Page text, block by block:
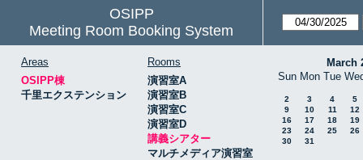
OSIPP
Meeting Room Booking System
Areas
OSIPP棟
千里エクステンション
Rooms
演習室A
演習室B
演習室C
演習室D
講義シアター
マルチメディア演習室
March
Sun Mon Tue
2 3 4
5
9
10 11
12
16
17 18
19
23
24 25
26
30
31